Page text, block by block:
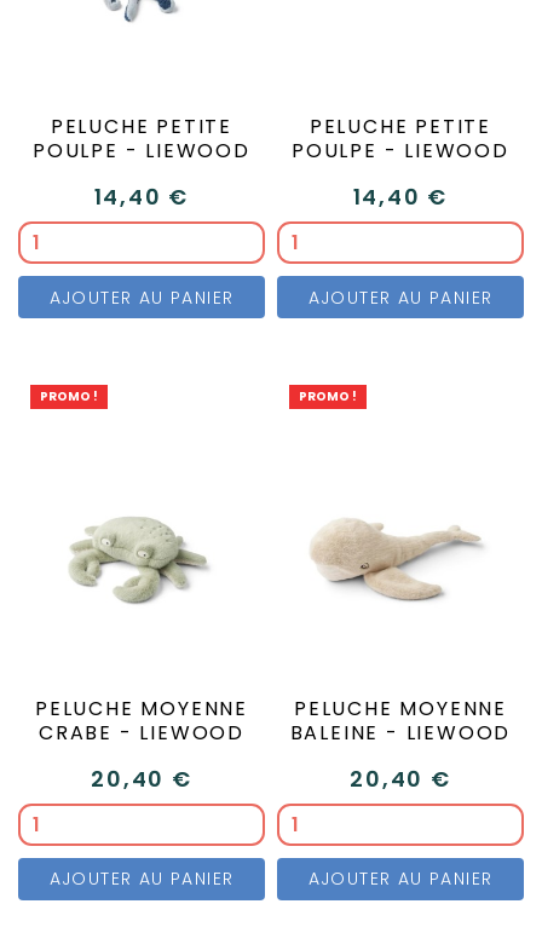
PELUCHE PETITE
POULPE - LIEWOOD
14,40 €
AJOUTER AU PANIER
PELUCHE PETITE
POULPE - LIEWOOD
14,40 €
AJOUTER AU PANIER
PROMO !
PELUCHE MOYENNE
CRABE - LIEWOOD
20,40 €
AJOUTER AU PANIER
PROMO !
PELUCHE MOYENNE
BALEINE - LIEWOOD
20,40 €
AJOUTER AU PANIER